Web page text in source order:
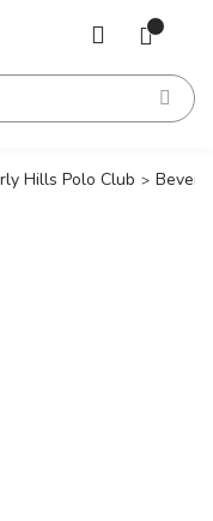
Hills Polo Club